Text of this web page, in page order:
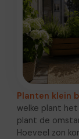
Planten klein
welke plant
plant de
Hoeveel zon